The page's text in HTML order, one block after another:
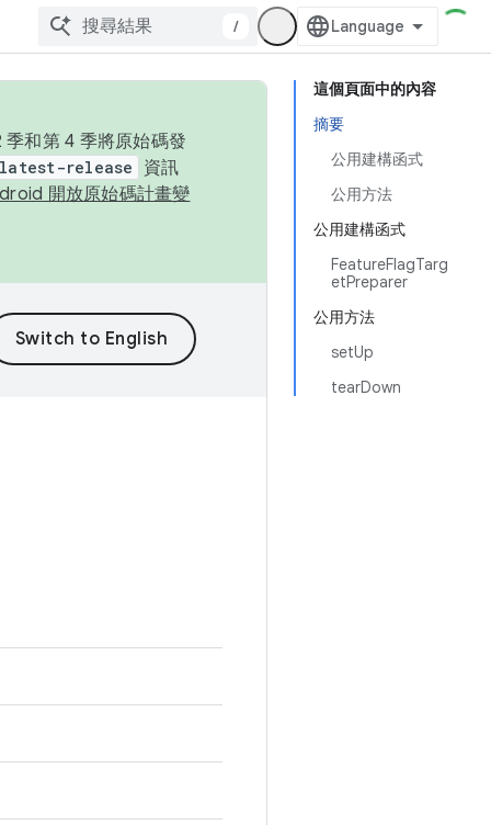
/
這個頁面中的內容
摘要
公用建構函式
公用方法
公用建構函式
FeatureFlagTarg
etPreparer
公用方法
setUp
tearDown
和第 4 季將原始碼發
release
資訊
開放原始碼計畫變